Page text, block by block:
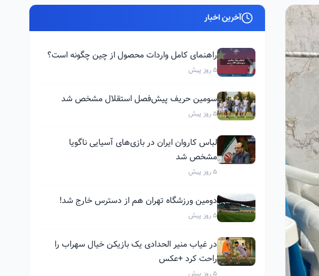
آخرین اخبار
راهنمای کامل واردات محصول از چین چگونه است؟
5 روز پیش
سومین حریف پیش‌فصل استقلال مشخص شد
5 روز پیش
لباس کاروان ایران در بازی‌های آسیایی ناگویا
مشخص شد
5 روز پیش
دومین ورزشگاه تهران هم از دسترس خارج شد!
5 روز پیش
در غیاب منیر الحدادی یک بازیکن خیال سهراب را
راحت کرد +عکس
5 روز پیش